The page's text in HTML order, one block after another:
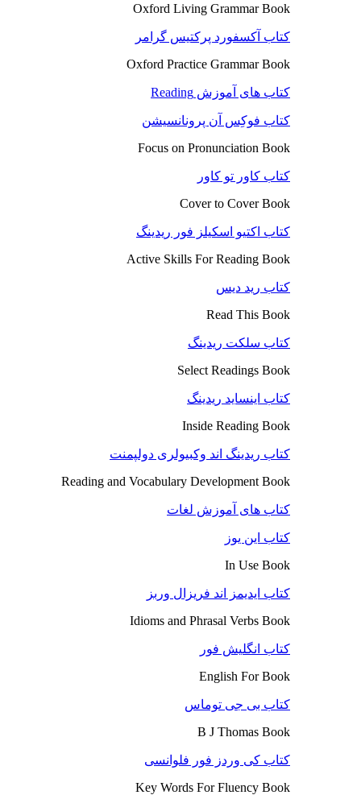
Oxford Living Grammar Book
کتاب آکسفورد پرکتیس گرامر
Oxford Practice Grammar Book
کتاب های آموزش Reading
کتاب فوکِس آن پرونانسیشن
Focus on Pronunciation Book
کتاب کاور تو کاور
Cover to Cover Book
کتاب اکتیو اسکیلز فور ریدینگ
Active Skills For Reading Book
کتاب رید دیس
Read This Book
کتاب سلکت ریدینگ
Select Readings Book
کتاب اینساید ریدینگ
Inside Reading Book
کتاب ریدینگ اند وکبیولری دولپمنت
Reading and Vocabulary Development Book
کتاب های آموزش لغات
کتاب این یوز
In Use Book
کتاب ایدیمز اند فریزال وربز
Idioms and Phrasal Verbs Book
کتاب انگلیش فور
English For Book
کتاب بی جی توماس
B J Thomas Book
کتاب کی وردز فور فلوانسی
Key Words For Fluency Book